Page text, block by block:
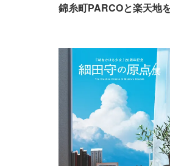
錦糸町PARCOと楽天地